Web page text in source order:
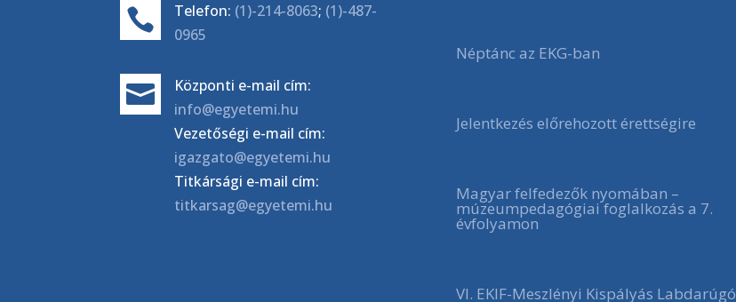
 Telefon: (1)-214-8063; (1)-487-
0965

Központi e-mail cím:
info@egyetemi.hu
Vezetőségi e-mail cím:
igazgato@egyetemi.hu
Titkársági e-mail cím:
titkarsag@egyetemi.hu
Néptánc az EKG-ban
Jelentkezés előrehozott érettségire
Magyar felfedezők nyomában –
múzeumpedagógiai foglalkozás a 7.
évfolyamon
VI. EKIF-Meszlényi Kispályás Labdarúgó